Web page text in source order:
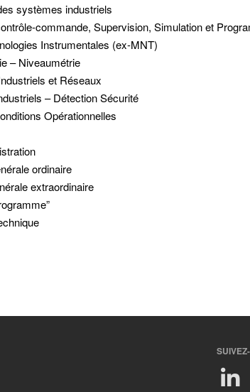
systèmes industriels
commande, Supervision, Simulation et
Instrumentales (ex-MNT)
– Niveaumétrie
et Réseaux
– Détection Sécurité
Opérationnelles
ordinaire
extraordinaire